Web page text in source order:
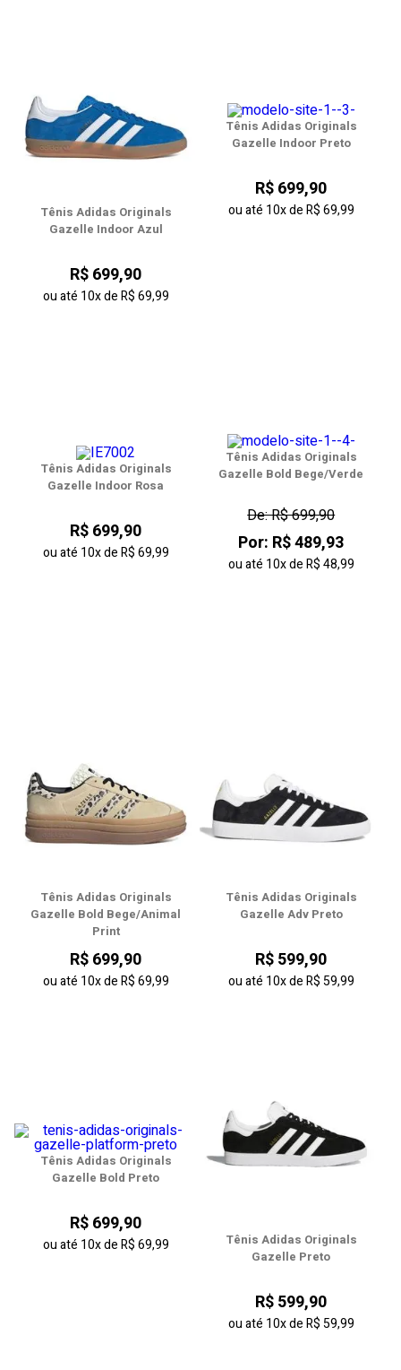
Tênis Adidas Originals
Gazelle Indoor Azul
R$ 699,90
ou até 10xdeR$ 69,99
Tênis Adidas Originals
Gazelle Indoor Preto
R$ 699,90
ou até 10xdeR$ 69,99
Tênis Adidas Originals
Gazelle Indoor Rosa
R$ 699,90
ou até 10xdeR$ 69,99
Tênis Adidas Originals
Gazelle Bold Bege/Verde
De: R$ 699,90
Por: R$ 489,93
ou até 10xdeR$ 48,99
Tênis Adidas Originals
Gazelle Bold Bege/Animal
Print
R$ 699,90
ou até 10xdeR$ 69,99
Tênis Adidas Originals
Gazelle Adv Preto
R$ 599,90
ou até 10xdeR$ 59,99
Tênis Adidas Originals
Gazelle Bold Preto
R$ 699,90
ou até 10xdeR$ 69,99
Tênis Adidas Originals
Gazelle Preto
R$ 599,90
ou até 10xdeR$ 59,99